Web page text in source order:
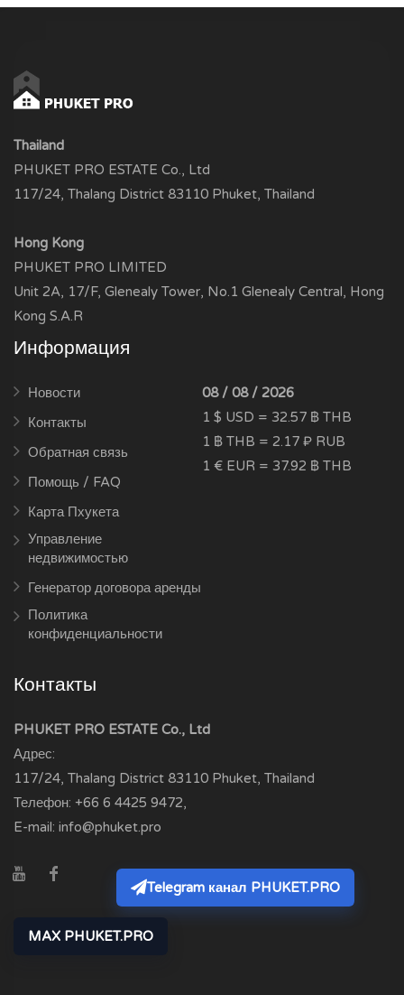
Thailand
PHUKET PRO ESTATE Co., Ltd
117/24, Thalang District 83110 Phuket, Thailand
Hong Kong
PHUKET PRO LIMITED
Unit 2A, 17/F, Glenealy Tower, No.1 Glenealy Central, Hong
Kong S.A.R
Информация
Новости
Контакты
Обратная связь
Помощь / FAQ
Карта Пхукета
Управление
недвижимостью
Генератор договора аренды
Политика
конфиденциальности
08 / 08 / 2026
1 $ USD = 32.57 ฿ THB
1 ฿ THB = 2.17 ₽ RUB
1 € EUR = 37.92 ฿ THB
Контакты
PHUKET PRO ESTATE Co., Ltd
Адрес:
117/24, Thalang District 83110 Phuket, Thailand
Телефон: +66 6 4425 9472,
E-mail: info@phuket.pro
Telegram канал PHUKET.PRO
MAX PHUKET.PRO